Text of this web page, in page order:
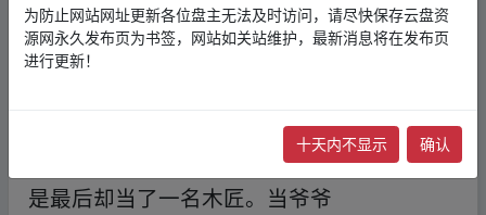
家，然而他自己却不知道未来该
干什么好。在父母的压力下维特
的爷爷，爷爷和维特一样，充满
野心，自小想当一名飞行员，可
是最后却当了一名木匠。当爷爷
为防止网站网址更新各位盘主无法及时访问，请尽快保存云盘资
源网永久发布页为书签，网站如关站维护，最新消息将在发布页
进行更新！
十天内不显示 确认